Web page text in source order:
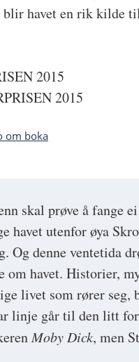
skal prøve å fange
havet utenfor øya
Og denne ventetida
om havet. Historier,
livet som rører seg,
linje går til den litt
Moby Dick, men
havet en rik kilde
2015
2015
om boka